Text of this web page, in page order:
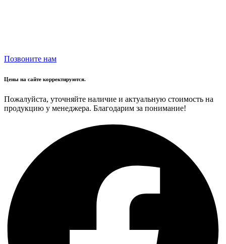
Позвоните нам
Цены на сайте корректируются.
Пожалуйста, уточняйте наличие и актуальную стоимость на
продукцию у менеджера. Благодарим за понимание!